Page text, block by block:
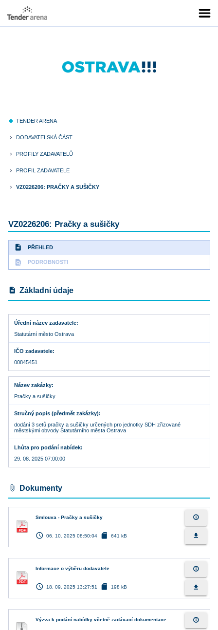
fiber_manual_record TENDER ARENA
keyboard_arrow_right DODAVATELSKÁ ČÁST
keyboard_arrow_right PROFILY ZADAVATELŮ
keyboard_arrow_right PROFIL ZADAVATELE
keyboard_arrow_right VZ0226206: PRAČKY A SUŠIČKY
VZ0226206: Pračky a sušičky
description PŘEHLED
find_in_page PODROBNOSTI
description Základní údaje
Úřední název zadavatele
Statutární město Ostrava
IČO zadavatele
00845451
Název zakázky
Pračky a sušičky
Stručný popis (předmět zakázky)
dodání 3 setů pračky a sušičky určených pro jednotky SDH zřizované
městskými obvody Statutárního města Ostrava
Lhůta pro podání nabídek
29. 08. 2025 07:00:00
attach_file Dokumenty
Smlouva - Pračky a sušičky
access_time 06. 10. 2025 08:50:04 sd_card 641 kB
info_outline
file_download
Informace o výběru dodavatele
access_time 18. 09. 2025 13:27:51 sd_card 198 kB
info_outline
file_download
Výzva k podání nabídky včetně zadávací dokumentace info_outline